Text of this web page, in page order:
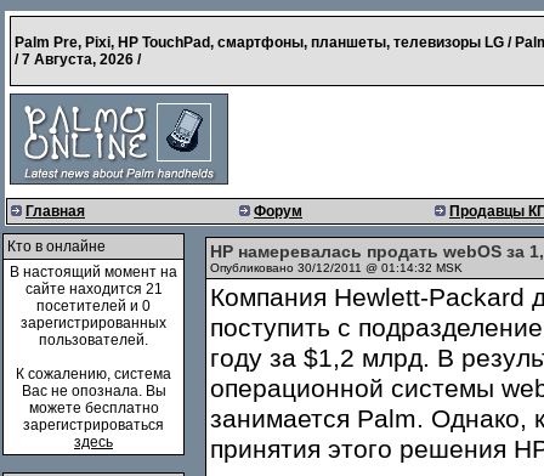
Palm Pre, Pixi, HP TouchPad, смартфоны, планшеты, телевизоры LG /
/7 Августа, 2026 /
Главная Форум Продавцы
Кто в онлайне
В настоящий момент на
сайте находится 21
посетителей и 0
зарегистрированных
пользователей.
К сожалению, система
Вас не опознала. Вы
можете бесплатно
зарегистрироваться
здесь
HP намеревалась продать webOS за
Опубликовано 30/12/2011 @ 01:14:32 MSK
Компания Hewlett-Packard
поступить с
году за $1,2 млрд. В
операционной системы
занимается Palm. Однако,
принятия этого решения